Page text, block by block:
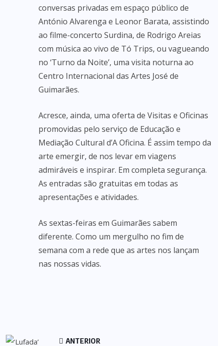
conversas privadas em espaço público de
António Alvarenga e Leonor Barata, assistindo
ao filme-concerto Surdina, de Rodrigo Areias
com música ao vivo de Tó Trips, ou vagueando
no ‘Turno da Noite’, uma visita noturna ao
Centro Internacional das Artes José de
Guimarães.
Acresce, ainda, uma oferta de Visitas e Oficinas
promovidas pelo serviço de Educação e
Mediação Cultural d’A Oficina. É assim tempo da
arte emergir, de nos levar em viagens
admiráveis e inspirar. Em completa segurança.
As entradas são gratuitas em todas as
apresentações e atividades.
As sextas-feiras em Guimarães sabem
diferente. Como um mergulho no fim de
semana com a rede que as artes nos lançam
nas nossas vidas.
ANTERIOR